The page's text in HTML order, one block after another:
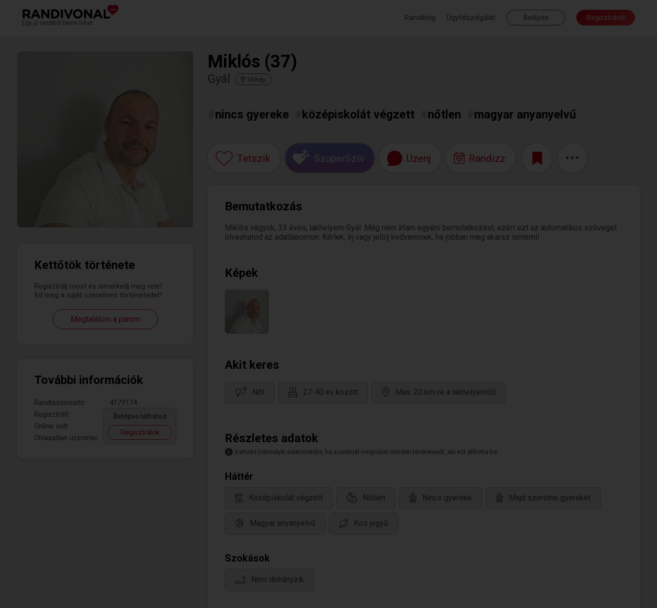
Egy jó randiból bármi lehet.
Randiblog Ügyfélszolgálat Belépés Regisztráció
Kettőtök története
Regisztrálj most és ismerkedj meg vele!
Írd meg a saját szerelmes történetedet!
Megtalálom a párom
További információk
Randiazonosító:
4179174
Regisztrált:
Online volt:
Olvasatlan üzenetei:
Belépve láthatod
Regisztrálok
Miklós (37)
Gyál Térkép
nincs gyereke középiskolát végzett nőtlen magyar anyanyelvű
Tetszik SzuperSzív Üzenj Randizz
Bemutatkozás
Miklós vagyok, 33 éves, lakhelyem Gyál. Még nem írtam egyéni bemutatkozást, ezért ezt az automatikus szöveget
olvashatod az adatlapomon. Kérlek, írj vagy jelölj kedvencnek, ha jobban meg akarsz ismerni!
Képek
Akit keres
Nőt 27-40 év között Max. 20 km-re a lakhelyemtől
Részletes adatok
Kattints bármelyik adatcímkére, ha szeretnél megnézni minden társkeresőt, aki ezt állította be.
Háttér
Középiskolát végzett Nőtlen Nincs gyereke Majd szeretne gyereket
Magyar anyanyelvű Kos jegyű
Szokások
Nem dohányzik